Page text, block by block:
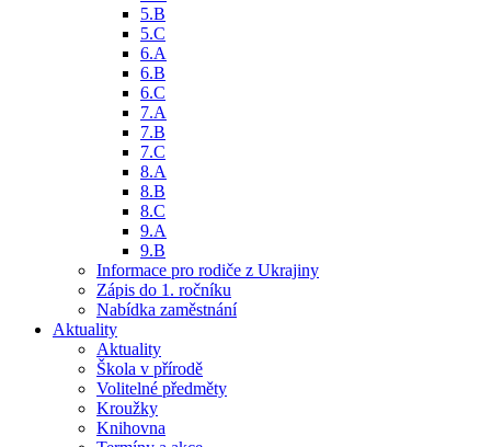
5.B
5.C
6.A
6.B
6.C
7.A
7.B
7.C
8.A
8.B
8.C
9.A
9.B
Informace pro rodiče z Ukrajiny
Zápis do 1. ročníku
Nabídka zaměstnání
Aktuality
Aktuality
Škola v přírodě
Volitelné předměty
Kroužky
Knihovna